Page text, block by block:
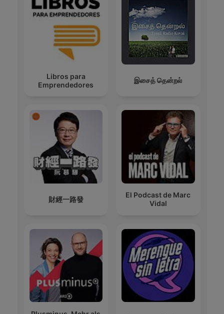
Libros para
Emprendedores
இசைத் தென்றல்
財經一路發
El Podcast de Marc
Vidal